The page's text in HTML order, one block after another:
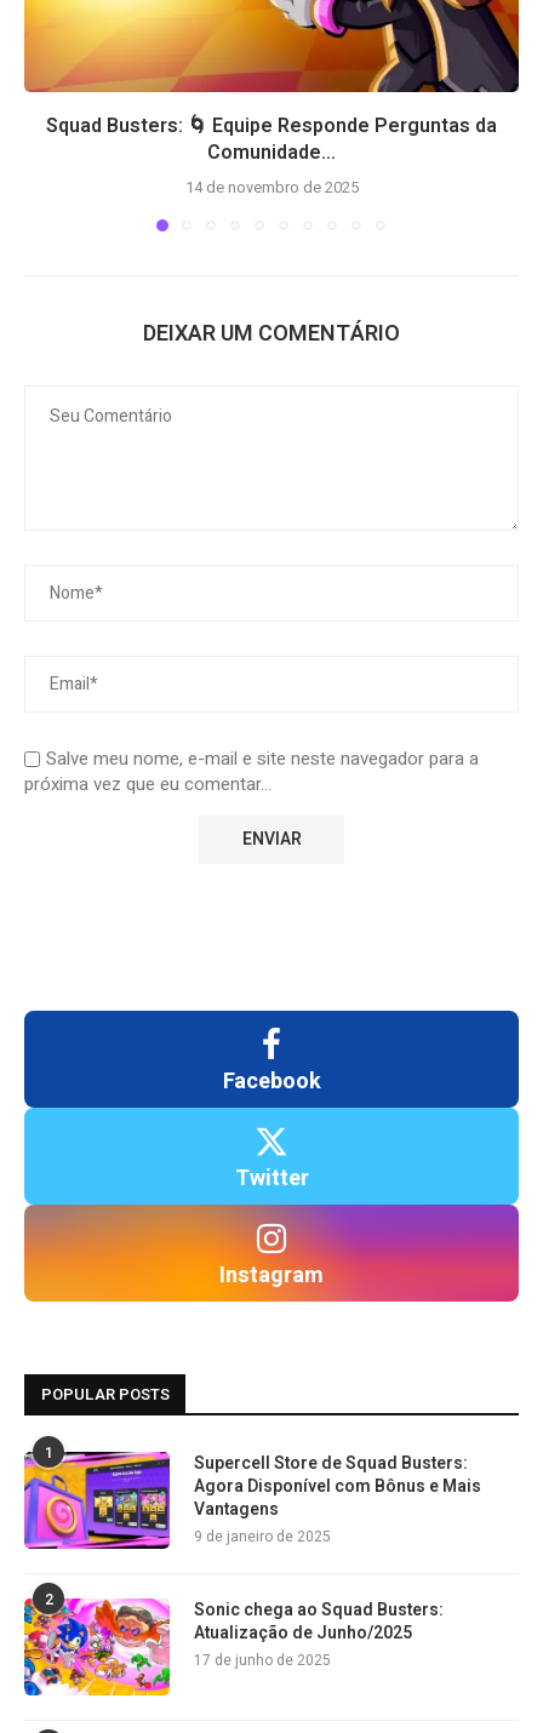
Squad Busters: 🌀 Equipe Responde Perguntas da
Comunidade...
14 de novembro de 2025
DEIXAR UM COMENTÁRIO
Salve meu nome, e-mail e site neste navegador para a
próxima vez que eu comentar...
Facebook
Twitter
Instagram
POPULAR POSTS
1
Supercell Store de Squad Busters:
Agora Disponível com Bônus e Mais
Vantagens
9 de janeiro de 2025
2
Sonic chega ao Squad Busters:
Atualização de Junho/2025
17 de junho de 2025